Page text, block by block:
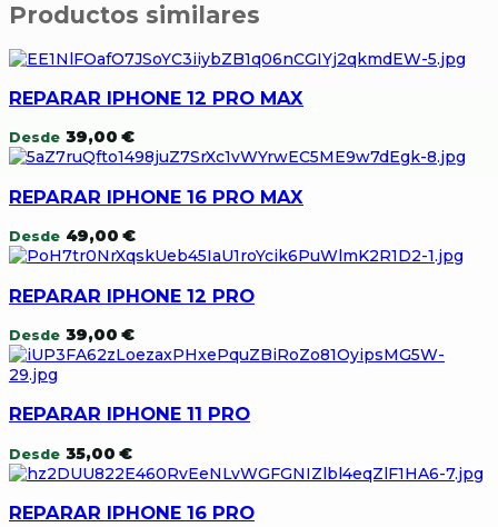
Productos similares
REPARAR IPHONE 12 PRO MAX
Desde 39,00 €
REPARAR IPHONE 16 PRO MAX
Desde 49,00 €
REPARAR IPHONE 12 PRO
Desde 39,00 €
REPARAR IPHONE 11 PRO
Desde 35,00 €
REPARAR IPHONE 16 PRO